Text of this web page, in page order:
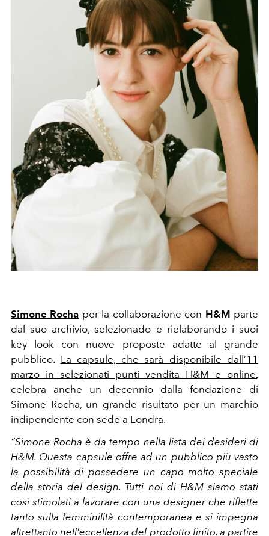
Simone Rocha per la collaborazione con H&M parte
dal suo archivio, selezionado e rielaborando i suoi
key look con nuove proposte adatte al grande
pubblico. La capsule, che sarà disponibile dall’11
marzo in selezionati punti vendita H&M e online,
celebra anche un decennio dalla fondazione di
Simone Rocha, un grande risultato per un marchio
indipendente con sede a Londra.
“Simone Rocha è da tempo nella lista dei desideri di
H&M. Questa capsule offre ad un pubblico più vasto
la possibilità di possedere un capo molto speciale
della storia del design. Tutti noi di H&M siamo stati
così stimolati a lavorare con una designer che riflette
tanto sulla femminilità contemporanea e si impegna
altrettanto nell'eccellenza del prodotto finito, a partire